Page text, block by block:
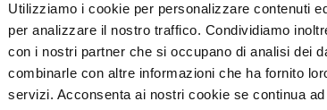
Utilizziamo i cookie per personalizzare contenuti
per analizzare il nostro traffico. Condividiamo
con i nostri partner che si occupano di analisi dei
combinarle con altre informazioni che ha fornito
servizi. Acconsenta ai nostri cookie se continua